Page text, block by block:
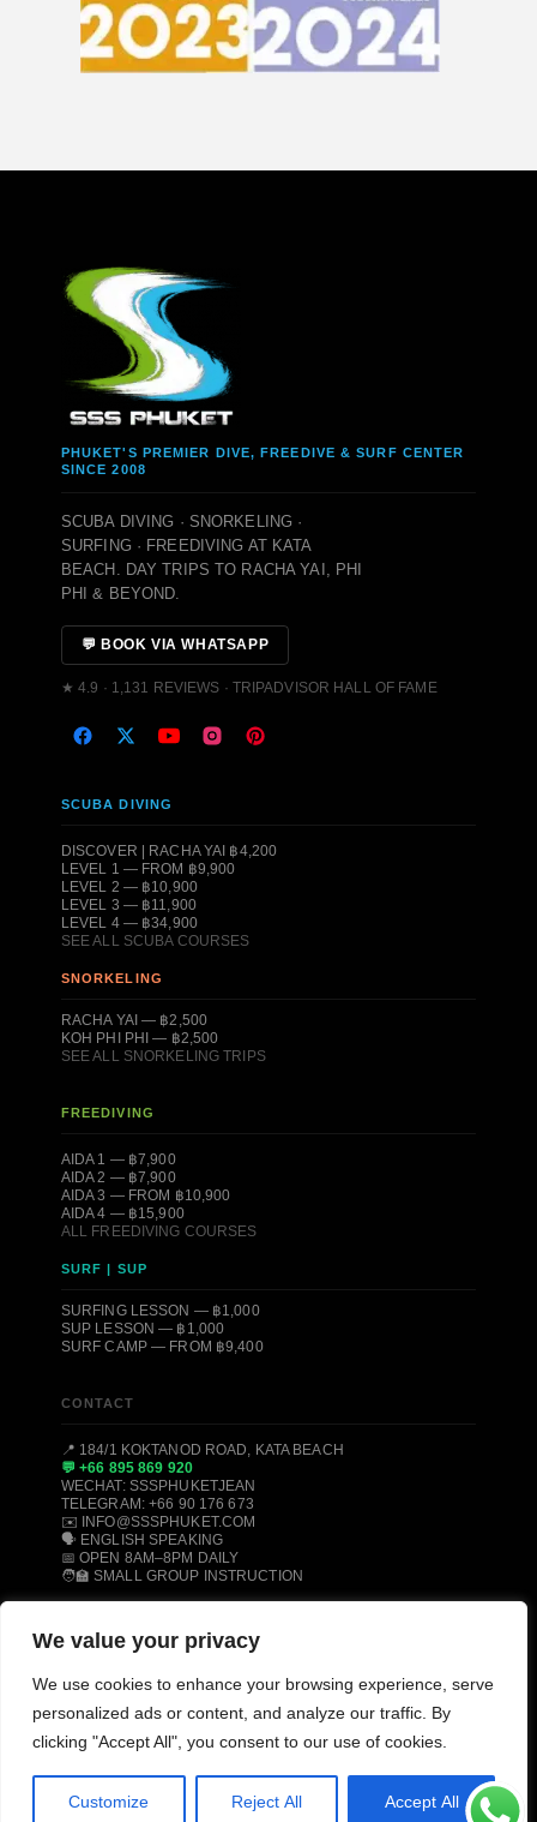
We value your privacy
We use cookies to enhance your browsing experience, serve
personalized ads or content, and analyze our traffic. By
clicking "Accept All", you consent to our use of cookies.
Customize Reject All Accept All
PHUKET'S PREMIER DIVE, FREEDIVE & SURF CENTER
SINCE 2008
SCUBA DIVING · SNORKELING ·
SURFING · FREEDIVING AT KATA
BEACH. DAY TRIPS TO RACHA YAI, PHI
PHI & BEYOND.
💬 BOOK VIA WHATSAPP
★ 4.9 · 1,131 REVIEWS · TRIPADVISOR HALL OF FAME
SCUBA DIVING
DISCOVER | RACHA YAI ฿4,200
LEVEL 1 — FROM ฿9,900
LEVEL 2 — ฿10,900
LEVEL 3 — ฿11,900
LEVEL 4 — ฿34,900
SEE ALL SCUBA COURSES
SNORKELING
RACHA YAI — ฿2,500
KOH PHI PHI — ฿2,500
SEE ALL SNORKELING TRIPS
FREEDIVING
AIDA 1 — ฿7,900
AIDA 2 — ฿7,900
AIDA 3 — FROM ฿10,900
AIDA 4 — ฿15,900
ALL FREEDIVING COURSES
SURF | SUP
SURFING LESSON — ฿1,000
SUP LESSON — ฿1,000
SURF CAMP — FROM ฿9,400
CONTACT
📍 184/1 KOKTANOD ROAD, KATA BEACH
💬 +66 895 869 920
WECHAT: SSSPHUKETJEAN
TELEGRAM: +66 90 176 673
✉️ INFO@SSSPHUKET.COM
🗣️ ENGLISH SPEAKING
📅 OPEN 8AM–8PM DAILY
🧑‍🏫 SMALL GROUP INSTRUCTION
KATA BEACH, PHUKET 83100, THAILAND
SSI CERTIFIED
AIDA CERTIFIED
MOLCHANOVS CERTIFIEDTRIPADVISOR HALL OF FAME